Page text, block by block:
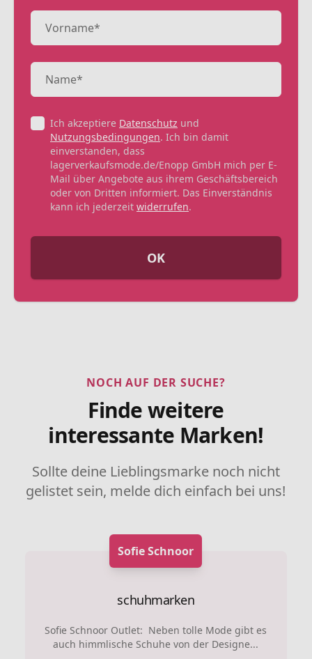
Ich akzeptiere Datenschutz und
Nutzungsbedingungen. Ich bin damit
einverstanden, dass
lagerverkaufsmode.de/Enopp GmbH mich per E-
Mail über Angebote aus ihrem Geschäftsbereich
oder von Dritten informiert. Das Einverständnis
kann ich jederzeit widerrufen.
OK
NOCH AUF DER SUCHE?
Finde weitere
interessante Marken!
Sollte deine Lieblingsmarke noch nicht
gelistet sein, melde dich einfach bei uns!
Sofie Schnoor
schuhmarken
Sofie Schnoor Outlet: Neben tolle Mode gibt es
auch himmlische Schuhe von der Designe...